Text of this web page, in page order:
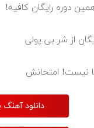
دوره رایگان کافیه!
از شر بی پولی
رویا نیست! امتحانش
دانلود